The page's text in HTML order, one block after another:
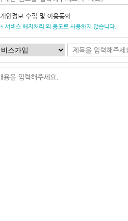
개인정보 수집 및 이용동의
* 서비스 해지처리 외 용도로 사용하지 않습니다.